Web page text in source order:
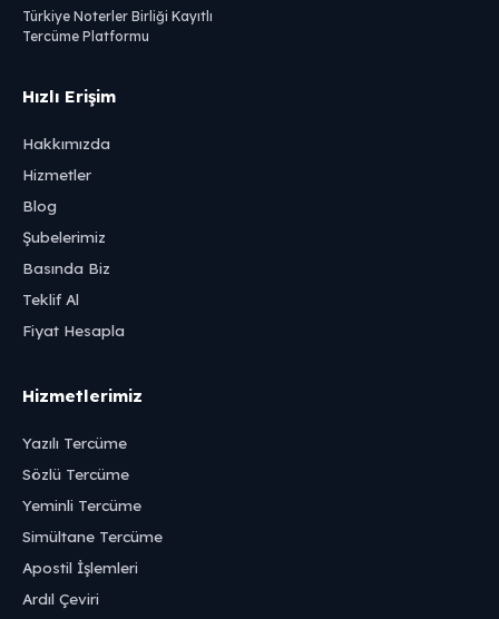
Türkiye Noterler Birliği Kayıtlı
Tercüme Platformu
Hızlı Erişim
Hakkımızda
Hizmetler
Blog
Şubelerimiz
Basında Biz
Teklif Al
Fiyat Hesapla
Hizmetlerimiz
Yazılı Tercüme
Sözlü Tercüme
Yeminli Tercüme
Simültane Tercüme
Apostil İşlemleri
Ardıl Çeviri